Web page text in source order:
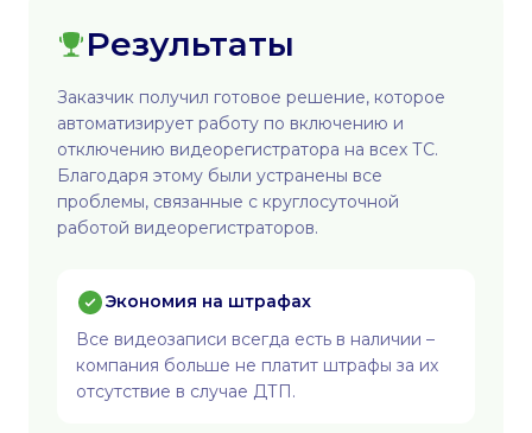
Результаты
Заказчик получил готовое решение, которое
автоматизирует работу по включению и
отключению видеорегистратора на всех ТС.
Благодаря этому были устранены все
проблемы, связанные с круглосуточной
работой видеорегистраторов.
Экономия на штрафах
Все видеозаписи всегда есть в наличии –
компания больше не платит штрафы за их
отсутствие в случае ДТП.